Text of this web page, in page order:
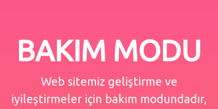
BAKIM MODU
Web sitemiz geliştirme ve
iyileştirmeler için bakım modundadır,